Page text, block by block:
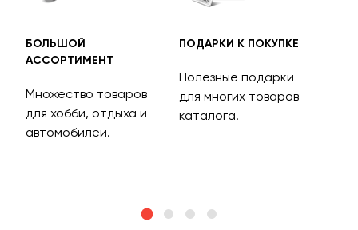
БОЛЬШОЙ
АССОРТИМЕНТ
Множество товаров
для хобби, отдыха и
автомобилей.
ПОДАРКИ К ПОКУПКЕ
Полезные подарки
для многих товаров
каталога.